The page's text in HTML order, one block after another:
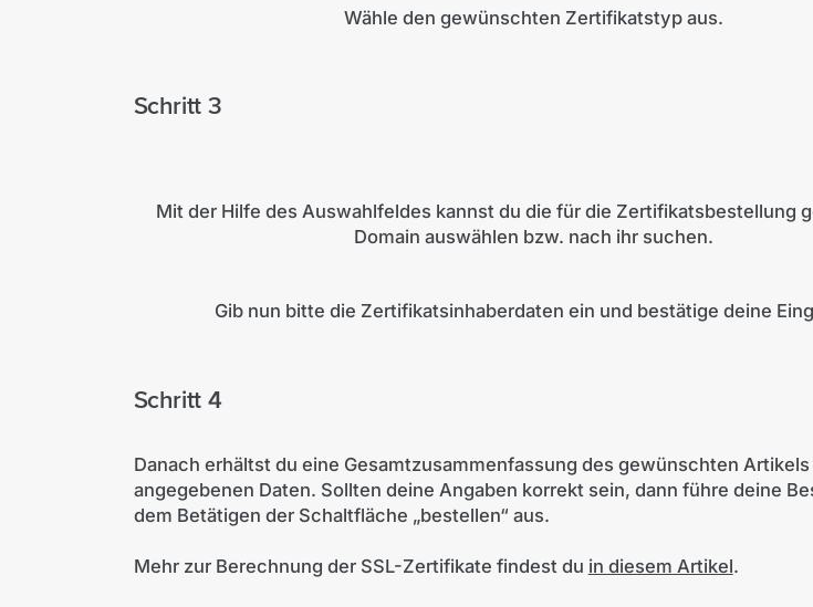
Wähle den gewünschten Zertifikatstyp aus.
Schritt 3
Mit der Hilfe des Auswahlfeldes kannst du die für die Zertifikatsbestellung
Domain auswählen bzw. nach ihr suchen.
Gib nun bitte die Zertifikatsinhaberdaten ein und bestätige deine
Schritt 4
Danach erhältst du eine Gesamtzusammenfassung des gewünschten
angegebenen Daten. Sollten deine Angaben korrekt sein, dann führe deine
dem Betätigen der Schaltfläche „bestellen“ aus.
Mehr zur Berechnung der SSL-Zertifikate findest du in diesem Artikel.